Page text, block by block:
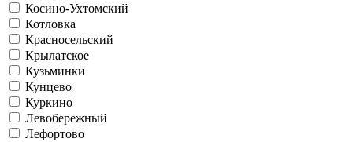
Косино-Ухтомский
Котловка
Красносельский
Крылатское
Кузьминки
Кунцево
Куркино
Левобережный
Лефортово